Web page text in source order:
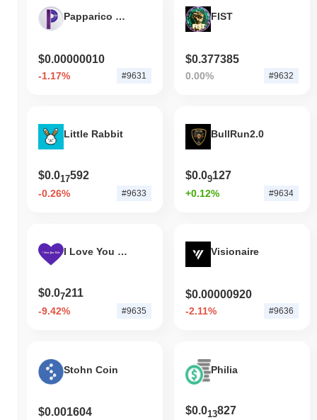
Papparico Finance Token
$0.00000010
-1.17% #9631
FIST
$0.377385
0.00% #9632
Little Rabbit
$0.017592
-0.26% #9633
BullRun2.0
$0.09127
+0.12% #9634
I Love You Coin
$0.07211
-9.42% #9635
Visionaire
$0.00000920
-2.11% #9636
Stohn Coin
$0.001604
Philia
$0.013827